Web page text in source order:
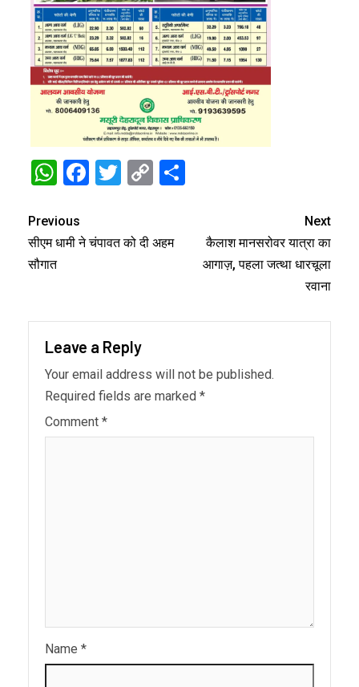
WhatsApp
Facebook
Twitter
Copy
Previous
सीएम धामी ने चंपावत को दी अहम
सौगात
Next
कैलाश मानसरोवर यात्रा का
आगाज़, पहला जत्था धारचूला
रवाना
Leave a Reply
Your email address will not be published.
Required fields are marked *
Comment *
Name *